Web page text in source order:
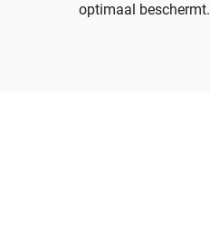
optimaal beschermt.